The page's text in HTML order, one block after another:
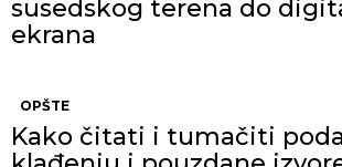
susedskog terena do
ekrana
OPŠTE
Kako čitati i tumačiti